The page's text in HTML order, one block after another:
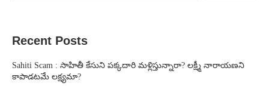
Recent Posts
Sahiti Scam : సాహితీ కేసుని పక్కదారి మళ్లిస్తున్నారా? లక్ష్మీ నారాయణని
కాపాడటమే లక్ష్యమా?